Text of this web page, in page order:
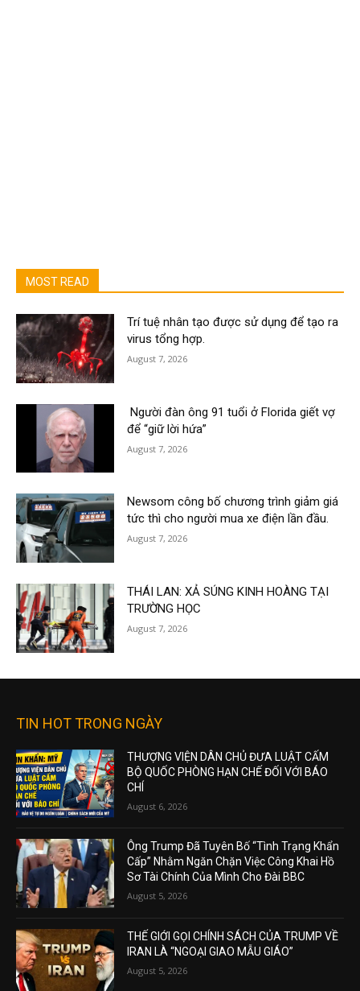
MOST READ
Trí tuệ nhân tạo được sử dụng để tạo ra
virus tổng hợp.
August 7, 2026
Người đàn ông 91 tuổi ở Florida giết vợ
để “giữ lời hứa”
August 7, 2026
Newsom công bố chương trình giảm giá
tức thì cho người mua xe điện lần đầu.
August 7, 2026
THÁI LAN: XẢ SÚNG KINH HOÀNG TẠI
TRƯỜNG HỌC
August 7, 2026
TIN HOT TRONG NGÀY
THƯỢNG VIỆN DÂN CHỦ ĐƯA LUẬT CẤM
BỘ QUỐC PHÒNG HẠN CHẾ ĐỐI VỚI BÁO
CHÍ
August 6, 2026
Ông Trump Đã Tuyên Bố “Tình Trạng Khẩn
Cấp” Nhằm Ngăn Chặn Việc Công Khai Hồ
Sơ Tài Chính Của Mình Cho Đài BBC
August 5, 2026
THẾ GIỚI GỌI CHÍNH SÁCH CỦA TRUMP VỀ
IRAN LÀ “NGOẠI GIAO MẪU GIÁO”
August 5, 2026